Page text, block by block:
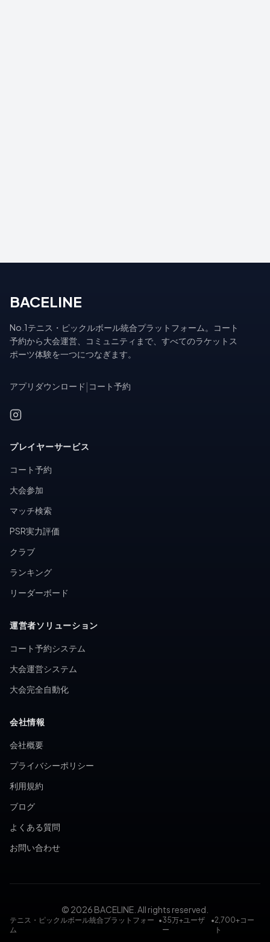
BACELINE
No.1テニス・ピックルボール統合プラットフォーム。コート
予約から大会運営、コミュニティまで、すべてのラケットス
ポーツ体験を一つにつなぎます。
アプリダウンロード コート予約
プレイヤーサービス
コート予約
大会参加
マッチ検索
PSR実力評価
クラブ
ランキング
リーダーボード
運営者ソリューション
コート予約システム
大会運営システム
大会完全自動化
会社情報
会社概要
プライバシーポリシー
利用規約
ブログ
よくある質問
お問い合わせ
© 2026 BACELINE. All rights reserved.
テニス・ピックルボール統合プラットフォー
ム
•35万+ユーザ
ー
•2,700+コー
ト